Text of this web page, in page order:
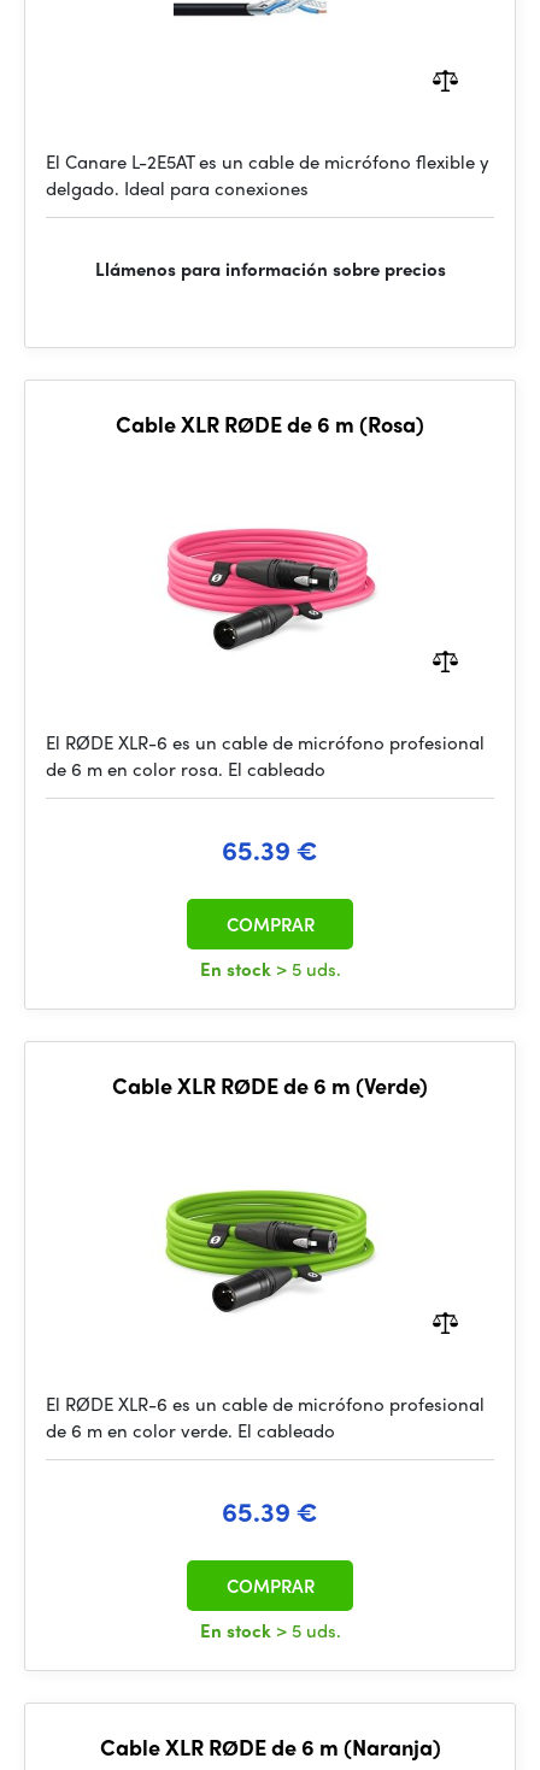
El Canare L-2E5AT es un cable de micrófono flexible y
delgado. Ideal para conexiones
Llámenos para información sobre precios
Cable XLR RØDE de 6 m (Rosa)
El RØDE XLR-6 es un cable de micrófono profesional
de 6 m en color rosa. El cableado
65.39 €
En stock > 5 uds.
COMPRAR
Cable XLR RØDE de 6 m (Verde)
El RØDE XLR-6 es un cable de micrófono profesional
de 6 m en color verde. El cableado
65.39 €
En stock > 5 uds.
COMPRAR
Cable XLR RØDE de 6 m (Naranja)